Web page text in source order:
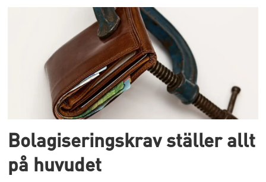
Bolagiseringskrav ställer allt
på huvudet